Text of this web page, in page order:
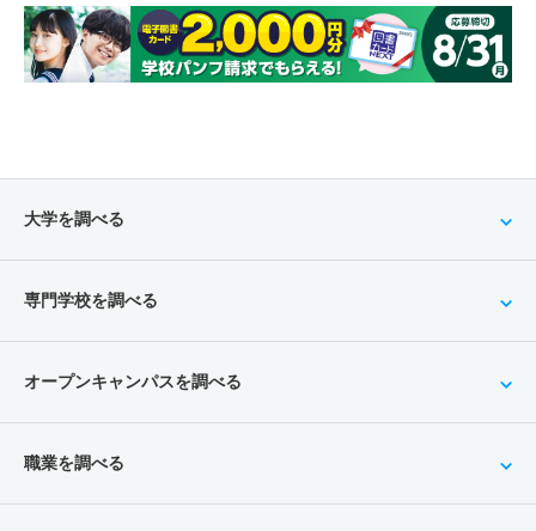
大学を調べる
専門学校を調べる
オープンキャンパスを調べる
職業を調べる